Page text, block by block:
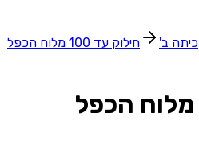
כיתה ב' חילוק עד 100 מלוח הכפל